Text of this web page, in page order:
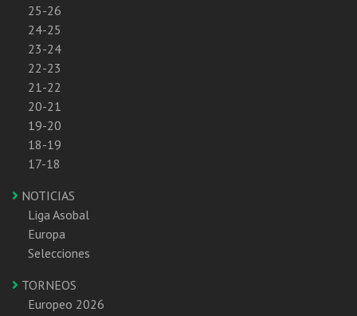
25-26
24-25
23-24
22-23
21-22
20-21
19-20
18-19
17-18
NOTICIAS
Liga Asobal
Europa
Selecciones
TORNEOS
Europeo 2026